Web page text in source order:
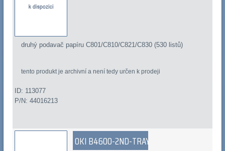
druhý podavač papíru C801/C810/C821/C830 (530 listů)
tento produkt je archivní a není tedy určen k prodeji
ID: 113077
P/N: 44016213
OKI B4600-2ND-TRAY